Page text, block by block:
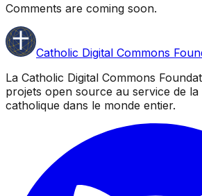
Comments are coming soon.
Catholic Digital Commons
La Catholic Digital Commons
projets open source au service de
catholique dans le monde entier.